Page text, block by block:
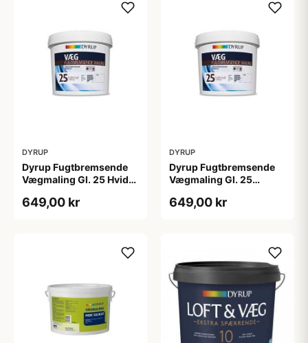
DYRUP
Dyrup Fugtbremsende
Vægmaling Gl. 25 Hvid
649,00 kr
DYRUP
Dyrup Fugtbremsende
Vægmaling Gl. 25
649,00 kr